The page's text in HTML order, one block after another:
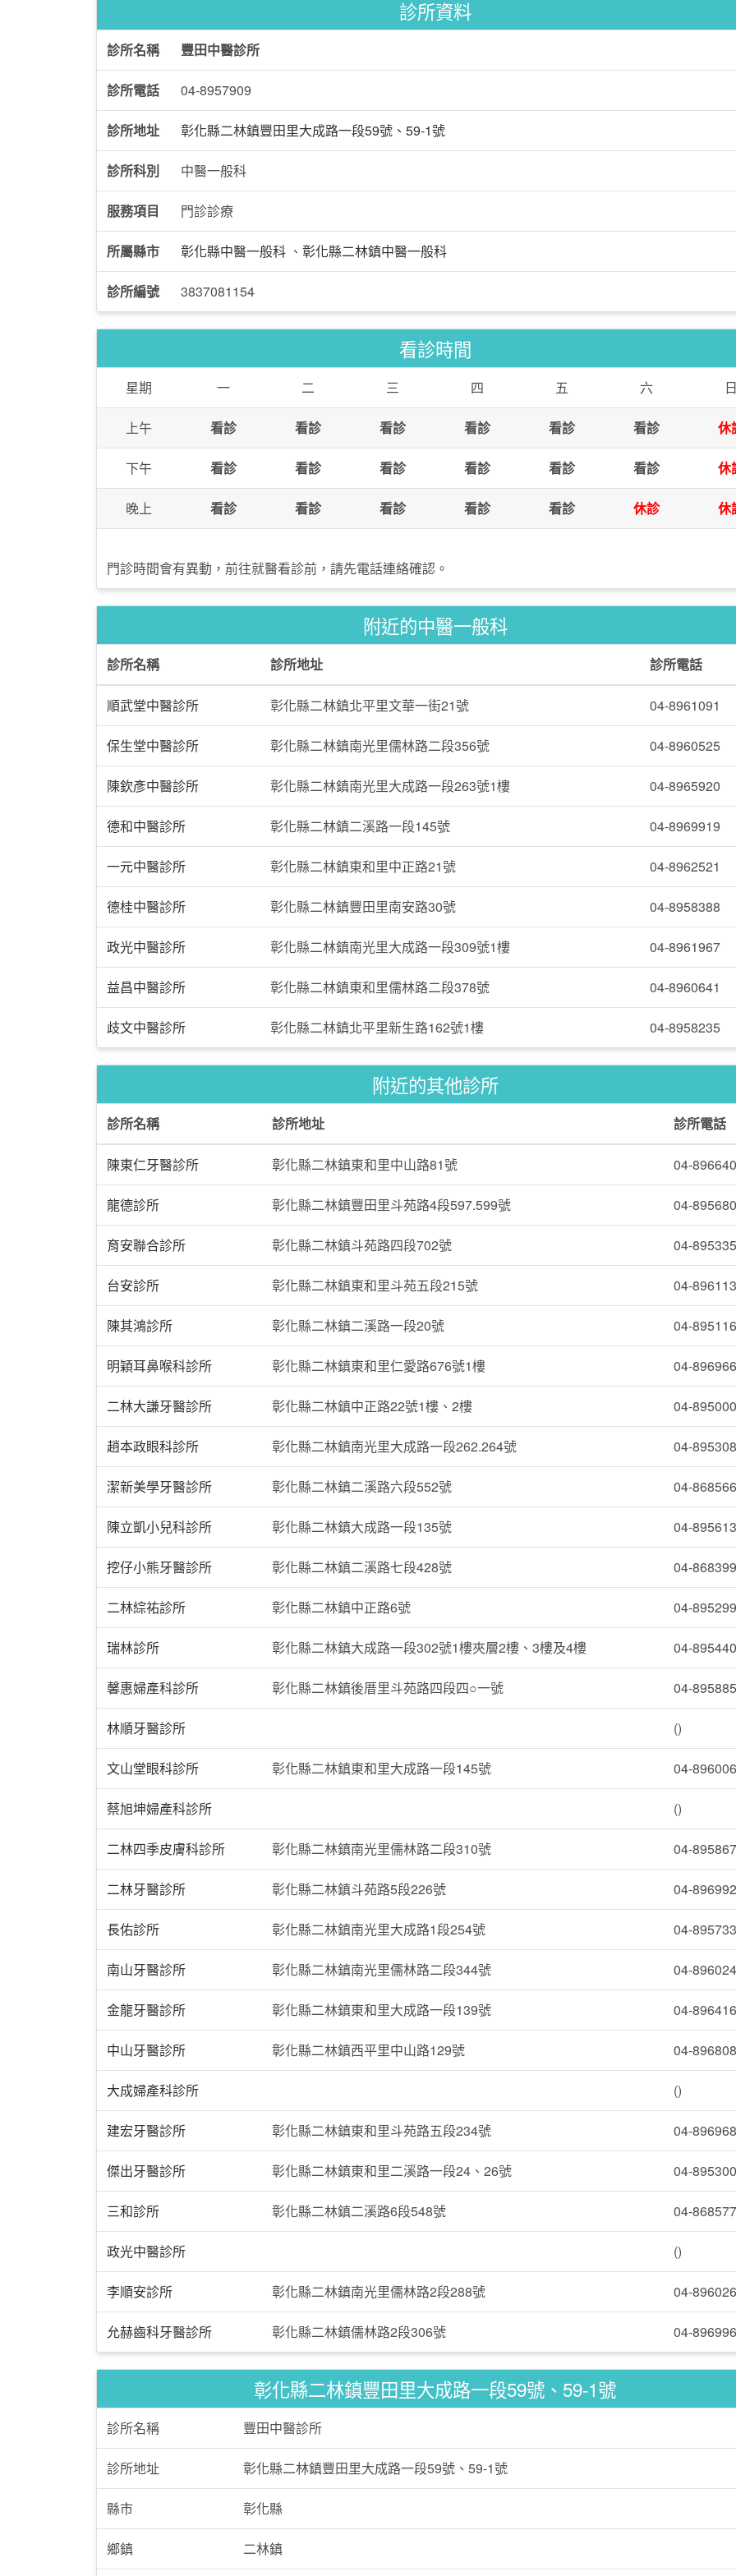
診所資料
診所名稱 豐田中醫診所
診所電話 04-8957909
診所地址 彰化縣二林鎮豐田里大成路一段59號、59-1號
診所科別 中醫一般科
服務項目 門診診療
所屬縣市 彰化縣中醫一般科 、 彰化縣二林鎮中醫一般科
診所編號 3837081154
看診時間
星期 一 二 三 四 五 六 日
上午 看診 看診 看診 看診 看診 看診 休
下午 看診 看診 看診 看診 看診 看診 休
晚上 看診 看診 看診 看診 看診 休診 休
門診時間會有異動，前往就醫看診前，請先電話連絡確認。
附近的中醫一般科
診所名稱 診所地址 診所電話
順武堂中醫診所 彰化縣二林鎮北平里文華一街21號 04-8961091
保生堂中醫診所 彰化縣二林鎮南光里儒林路二段356號 04-8960525
陳欽彥中醫診所 彰化縣二林鎮南光里大成路一段263號1樓 04-8965920
德和中醫診所 彰化縣二林鎮二溪路一段145號 04-8969919
一元中醫診所 彰化縣二林鎮東和里中正路21號 04-8962521
德桂中醫診所 彰化縣二林鎮豐田里南安路30號 04-8958388
政光中醫診所 彰化縣二林鎮南光里大成路一段309號1樓 04-8961967
益昌中醫診所 彰化縣二林鎮東和里儒林路二段378號 04-8960641
歧文中醫診所 彰化縣二林鎮北平里新生路162號1樓 04-8958235
附近的其他診所
診所名稱 診所地址 診所電話
陳東仁牙醫診所 彰化縣二林鎮東和里中山路81號 04-
龍德診所 彰化縣二林鎮豐田里斗苑路4段597.599號 04-
育安聯合診所 彰化縣二林鎮斗苑路四段702號 04-
台安診所 彰化縣二林鎮東和里斗苑五段215號 04-
陳其鴻診所 彰化縣二林鎮二溪路一段20號 04-
明穎耳鼻喉科診所 彰化縣二林鎮東和里仁愛路676號1樓 04-
二林大謙牙醫診所 彰化縣二林鎮中正路22號1樓、2樓 04-
趙本政眼科診所 彰化縣二林鎮南光里大成路一段262.264號 04-
潔新美學牙醫診所 彰化縣二林鎮二溪路六段552號 04-
陳立凱小兒科診所 彰化縣二林鎮大成路一段135號 04-
挖仔小熊牙醫診所 彰化縣二林鎮二溪路七段428號 04-
二林綜祐診所 彰化縣二林鎮中正路6號 04-
瑞林診所 彰化縣二林鎮大成路一段302號1樓夾層2樓、3樓及4樓 04-
馨惠婦產科診所 彰化縣二林鎮後厝里斗苑路四段四○一號 04-
林順牙醫診所 ()
文山堂眼科診所 彰化縣二林鎮東和里大成路一段145號 04-
蔡旭坤婦產科診所 ()
二林四季皮膚科診所 彰化縣二林鎮南光里儒林路二段310號 04-
二林牙醫診所 彰化縣二林鎮斗苑路5段226號 04-
長佑診所 彰化縣二林鎮南光里大成路1段254號 04-
南山牙醫診所 彰化縣二林鎮南光里儒林路二段344號 04-
金龍牙醫診所 彰化縣二林鎮東和里大成路一段139號 04-
中山牙醫診所 彰化縣二林鎮西平里中山路129號 04-
大成婦產科診所 ()
建宏牙醫診所 彰化縣二林鎮東和里斗苑路五段234號 04-
傑出牙醫診所 彰化縣二林鎮東和里二溪路一段24、26號 04-
三和診所 彰化縣二林鎮二溪路6段548號 04-
政光中醫診所 ()
李順安診所 彰化縣二林鎮南光里儒林路2段288號 04-
允赫齒科牙醫診所 彰化縣二林鎮儒林路2段306號 04-
彰化縣二林鎮豐田里大成路一段59號、59-1號
診所名稱 豐田中醫診所
診所地址 彰化縣二林鎮豐田里大成路一段59號、59-1號
縣市 彰化縣
鄉鎮 二林鎮